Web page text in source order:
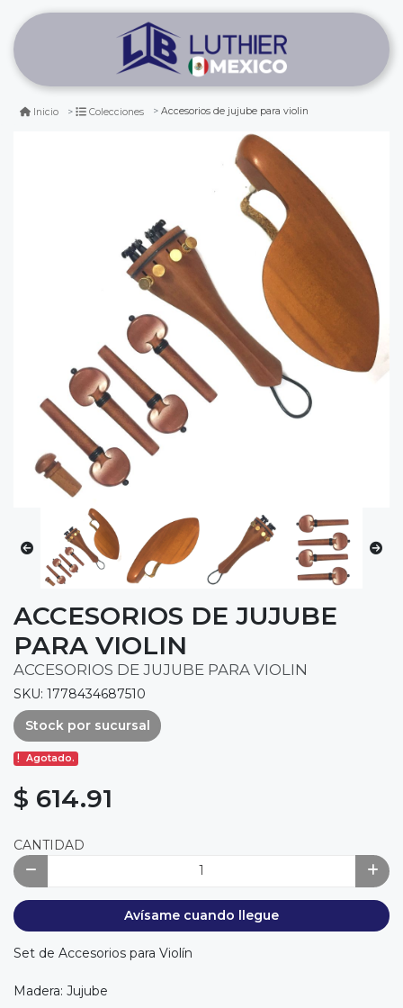
Inicio Colecciones Accesorios de jujube para violin
ACCESORIOS DE JUJUBE
PARA VIOLIN
ACCESORIOS DE JUJUBE PARA VIOLIN
SKU: 1778434687510
Stock por sucursal
Agotado.
$ 614.91
CANTIDAD
Avísame cuando llegue
Set de Accesorios para Violín
Madera: Jujube